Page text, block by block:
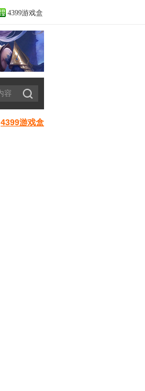
4399游戏盒
4399游戏盒